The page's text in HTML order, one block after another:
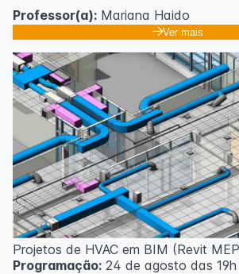
Professor(a):Mariana Haido
Ver mais
Projetos de HVAC em BIM (Revit
Programação:24 de agosto das 19h